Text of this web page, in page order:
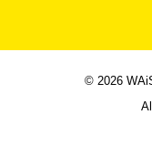
© 2026